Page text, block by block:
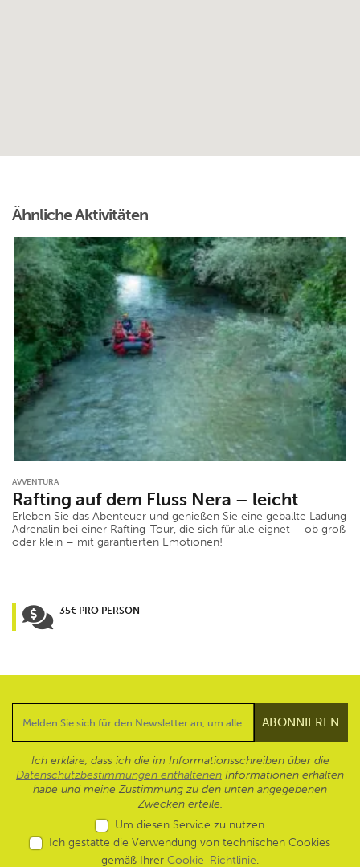
Ähnliche Aktivitäten
AVVENTURA
Rafting auf dem Fluss Nera – leicht
Erleben Sie das Abenteuer und genießen Sie eine geballte Ladung
Adrenalin bei einer Rafting-Tour, die sich für alle eignet – ob groß
oder klein – mit garantierten Emotionen!
35€ PRO PERSON
Ich erkläre, dass ich die im Informationsschreiben über die
Datenschutzbestimmungen enthaltenen Informationen erhalten
habe und meine Zustimmung zu den unten angegebenen
Zwecken erteile.
Um diesen Service zu nutzen
Ich gestatte die Verwendung von technischen Cookies
gemäß Ihrer Cookie-Richtlinie.